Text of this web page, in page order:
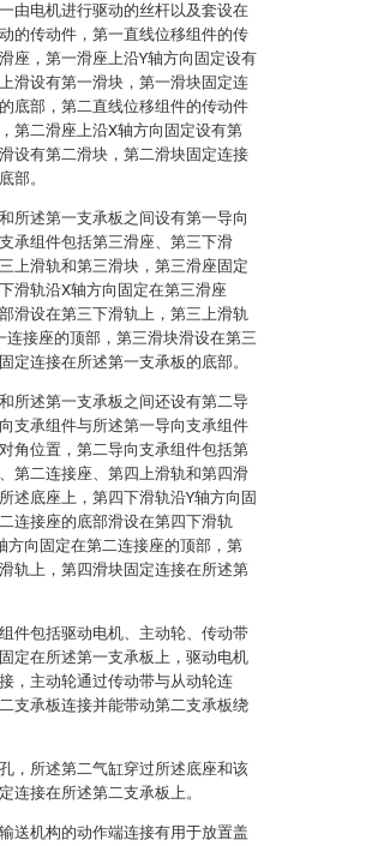
由电机进行驱动的丝杆以及套设在
的传动件，第一直线位移组件的传
座，第一滑座上沿Y轴方向固定设有
滑设有第一滑块，第一滑块固定连
底部，第二直线位移组件的传动件
第二滑座上沿X轴方向固定设有第
设有第二滑块，第二滑块固定连接
部。
所述第一支承板之间设有第一导向
承组件包括第三滑座、第三下滑
上滑轨和第三滑块，第三滑座固定
滑轨沿X轴方向固定在第三滑座
滑设在第三下滑轨上，第三上滑轨
连接座的顶部，第三滑块滑设在第三
定连接在所述第一支承板的底部。
所述第一支承板之间还设有第二导
支承组件与所述第一导向支承组件
角位置，第二导向支承组件包括第
第二连接座、第四上滑轨和第四滑
述底座上，第四下滑轨沿Y轴方向固
连接座的底部滑设在第四下滑轨
方向固定在第二连接座的顶部，第
轨上，第四滑块固定连接在所述第
件包括驱动电机、主动轮、传动带
定在所述第一支承板上，驱动电机
，主动轮通过传动带与从动轮连
支承板连接并能带动第二支承板绕
，所述第二气缸穿过所述底座和该
连接在所述第二支承板上。
送机构的动作端连接有用于放置盖